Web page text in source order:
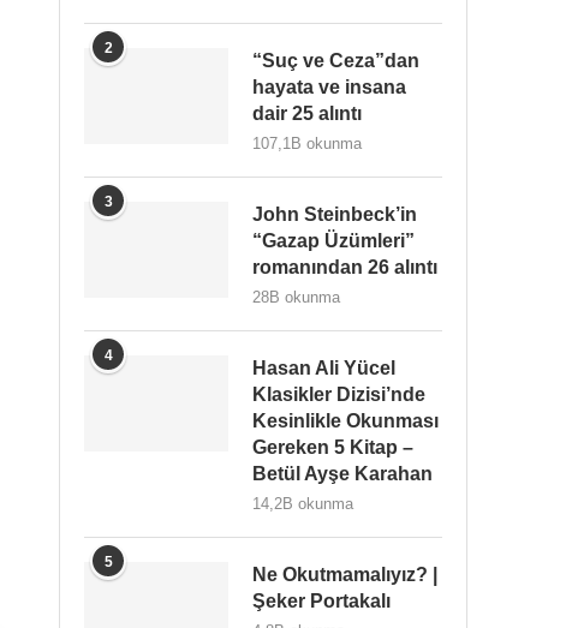
2
“Suç ve Ceza”dan
hayata ve insana
dair 25 alıntı
107,1B okunma
3
John Steinbeck’in
“Gazap Üzümleri”
romanından 26 alıntı
28B okunma
4
Hasan Ali Yücel
Klasikler Dizisi’nde
Kesinlikle Okunması
Gereken 5 Kitap –
Betül Ayşe Karahan
14,2B okunma
5
Ne Okutmamalıyız? |
Şeker Portakalı